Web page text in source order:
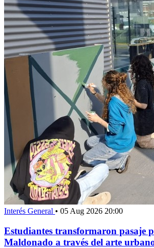
Interés General • 05 Aug 2026 20:00
Estudiantes transformaron pasaje
Maldonado a través del arte